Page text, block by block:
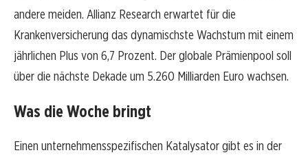
andere meiden. Allianz Research erwartet für die
Krankenversicherung das dynamischste Wachstum mit einem
jährlichen Plus von 6,7 Prozent. Der globale Prämienpool soll
über die nächste Dekade um 5.260 Milliarden Euro wachsen.
Was die Woche bringt
Einen unternehmensspezifischen Katalysator gibt es in der